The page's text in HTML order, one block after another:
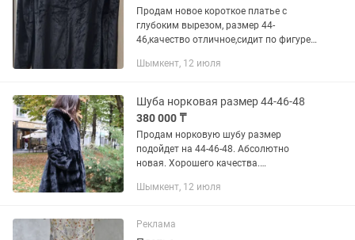
Продам новое короткое платье с
глубоким вырезом, размер 44-
46,качество отличное,сидит по фигуре,
вопросам писать сюда, на звонки не
Шымкент, 12 июля
Шуба норковая размер 44-46-48
380 000 ₸
Продам норковую шубу размер
подойдет на 44-46-48. Абсолютно
новая. Хорошего качества.
капюшон. Имеется кожаный пояс.
Шымкент, 12 июля
Реклама